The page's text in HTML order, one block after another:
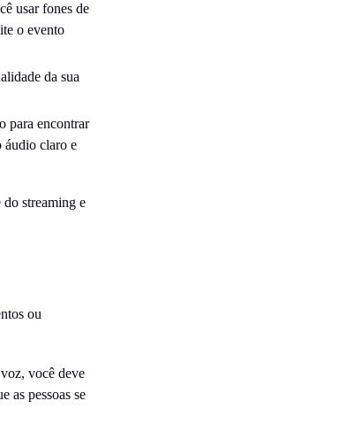
usar fones de
o evento
da sua
para encontrar
áudio claro e
streaming e
ou
você deve
as pessoas se